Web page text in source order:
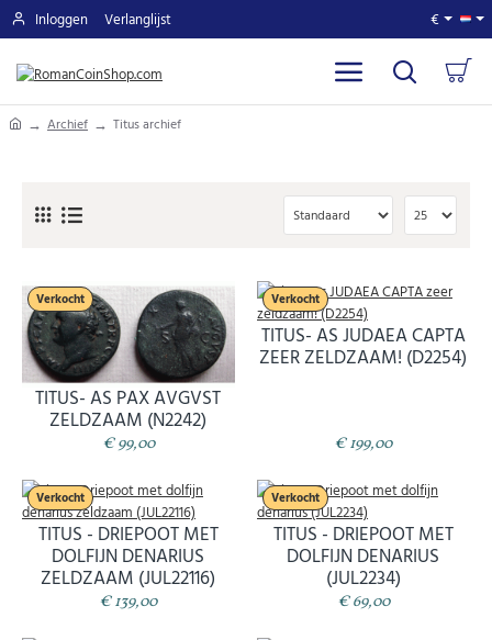
Inloggen Verlanglijst €
homeArchief Titus archief
Verkocht
TITUS- AS PAX AVGVST
ZELDZAAM (N2242)
€ 99,00
Verkocht
TITUS- AS JUDAEA CAPTA
ZEER ZELDZAAM! (D2254)
€ 199,00
Verkocht
TITUS - DRIEPOOT MET
DOLFIJN DENARIUS
ZELDZAAM (JUL22116)
€ 139,00
Verkocht
TITUS - DRIEPOOT MET
DOLFIJN DENARIUS
(JUL2234)
€ 69,00